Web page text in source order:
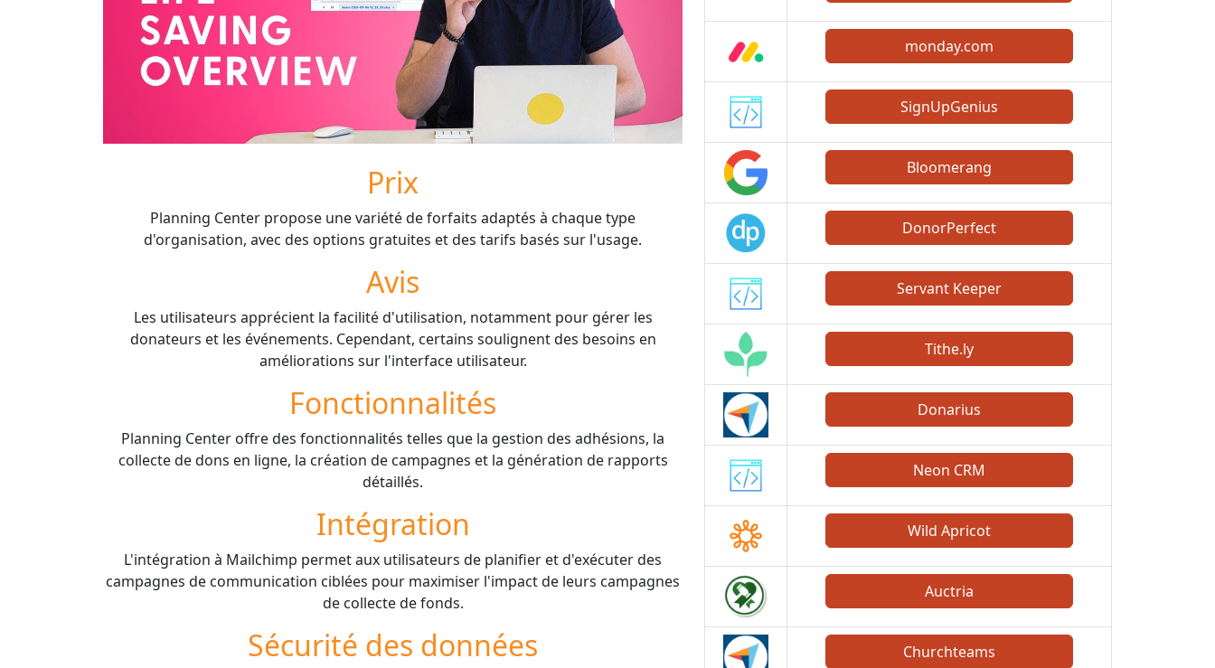
Prix
Planning Center propose une variété de forfaits adaptés à chaque type
d'organisation, avec des options gratuites et des tarifs basés sur l'usage.
Avis
Les utilisateurs apprécient la facilité d'utilisation, notamment pour gérer les
donateurs et les événements. Cependant, certains soulignent des besoins en
améliorations sur l'interface utilisateur.
Fonctionnalités
Planning Center offre des fonctionnalités telles que la gestion des adhésions, la
collecte de dons en ligne, la création de campagnes et la génération de rapports
détaillés.
Intégration
L'intégration à Mailchimp permet aux utilisateurs de planifier et d'exécuter des
campagnes de communication ciblées pour maximiser l'impact de leurs campagnes
de collecte de fonds.
Sécurité des données
monday.com
SignUpGenius
Bloomerang
DonorPerfect
Servant Keeper
Tithe.ly
Donarius
Neon CRM
Wild Apricot
Auctria
Churchteams